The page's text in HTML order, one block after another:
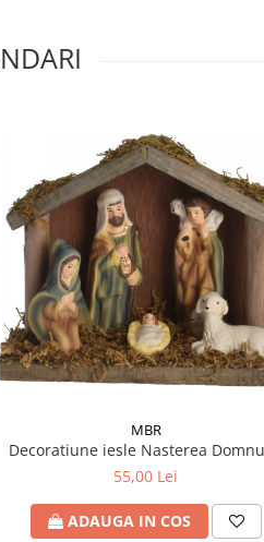
MBR
Decoratiune iesle Nasterea
55,00 Lei
ADAUGA IN COS